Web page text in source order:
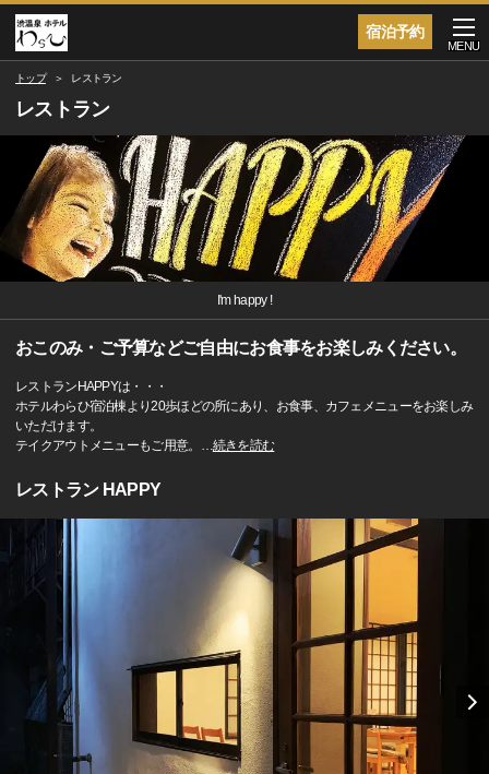
宿泊予約
MENU
トップ レストラン
レストラン
I'm happy !
おこのみ・ご予算などご自由にお食事をお楽しみください。
レストランHAPPYは・・・
ホテルわらひ宿泊棟より20歩ほどの所にあり、お食事、カフェメニューをお楽しみ
いただけます。
テイクアウトメニューもご用意。
…続きを読む
レストラン HAPPY